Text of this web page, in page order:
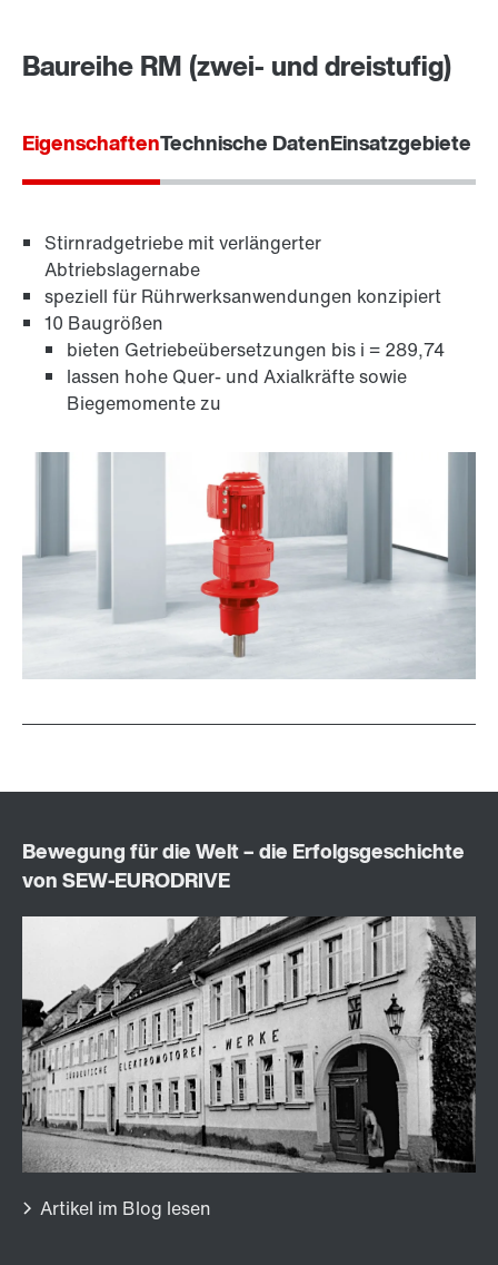
Baureihe RM (zwei- und dreistufig)
EigenschaftenTechnische DatenEinsatzgebiete
Stirnradgetriebe mit verlängerter
Abtriebslagernabe
speziell für Rührwerksanwendungen konzipiert
10 Baugrößen
bieten Getriebeübersetzungen bis i = 289,74
lassen hohe Quer- und Axialkräfte sowie
Biegemomente zu